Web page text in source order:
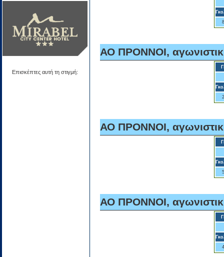
Επισκέπτες αυτή τη στιγμή:
ΑΟ ΠΡΟΝΝΟΙ,
ΑΟ ΠΡΟΝΝΟΙ,
ΑΟ ΠΡΟΝΝΟΙ,